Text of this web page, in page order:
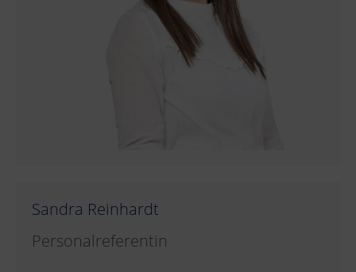
Sandra Reinhardt
Personalreferentin